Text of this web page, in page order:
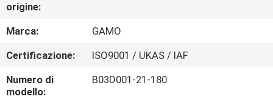
GIRO
DELLA
FABBRICA
origine:
Marca:
GAMO
Certificazione:
ISO9001 / UKAS / IAF
Numero di
modello:
B03D001-21-180